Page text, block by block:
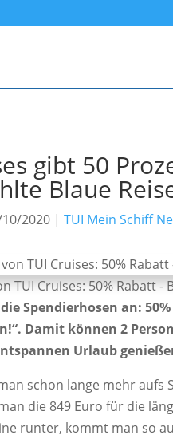
gibt 50
Blaue
2020 |TUI Mein Schiff
TUI Cruises: 50% Rabatt -
Spendierhosen an:
Damit können 2
Urlaub
schon lange mehr aufs
die 849 Euro für die
runter, kommt man so